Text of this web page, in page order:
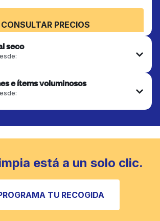
CONSULTAR PRECIOS
seco
profesional. Adecuado para
abrigos y telas que requieren
para mantener su forma, color y
e ítems voluminosos
como edredones, mantas y
Diseñado para refrescar piezas
no caben en una lavadora
CONSULTAR PRECIOS
está a un solo clic.
TU RECOGIDA